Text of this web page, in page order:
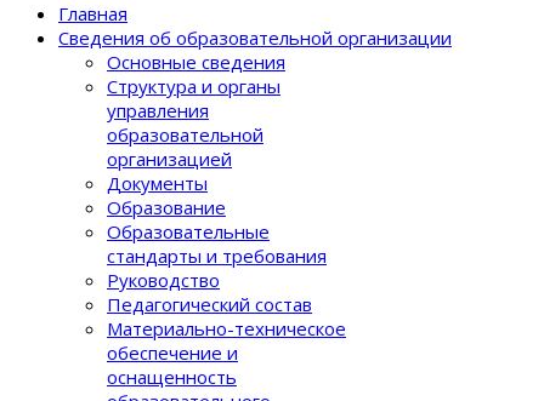
Главная
Сведения об образовательной организации
Основные сведения
Структура и органы
управления
образовательной
организацией
Документы
Образование
Образовательные
стандарты и требования
Руководство
Педагогический состав
Материально-техническое
обеспечение и
оснащенность